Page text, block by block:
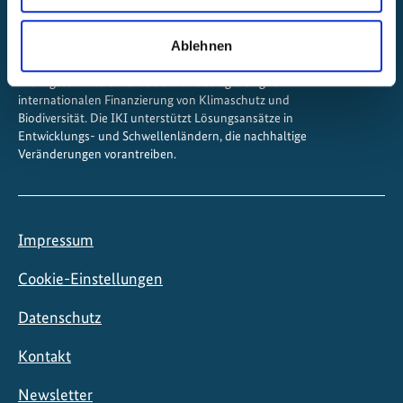
Ablehnen
wichtigsten Instrumente der Bundesregierung zur
internationalen Finanzierung von Klimaschutz und
Biodiversität. Die IKI unterstützt Lösungsansätze in
Entwicklungs- und Schwellenländern, die nachhaltige
Veränderungen vorantreiben.
Impressum
Cookie-Einstellungen
Datenschutz
Kontakt
Newsletter